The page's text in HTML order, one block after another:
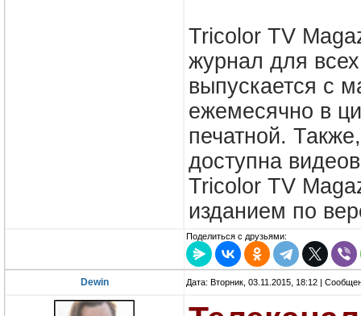
Tricolor TV
журнал для
выпускается с
ежемесячно в
печатной.
доступна
Tricolor TV
изданием по
Поделиться с друзьями:
Dewin Дата: Вторник, 03.11.2015, 18:12 |